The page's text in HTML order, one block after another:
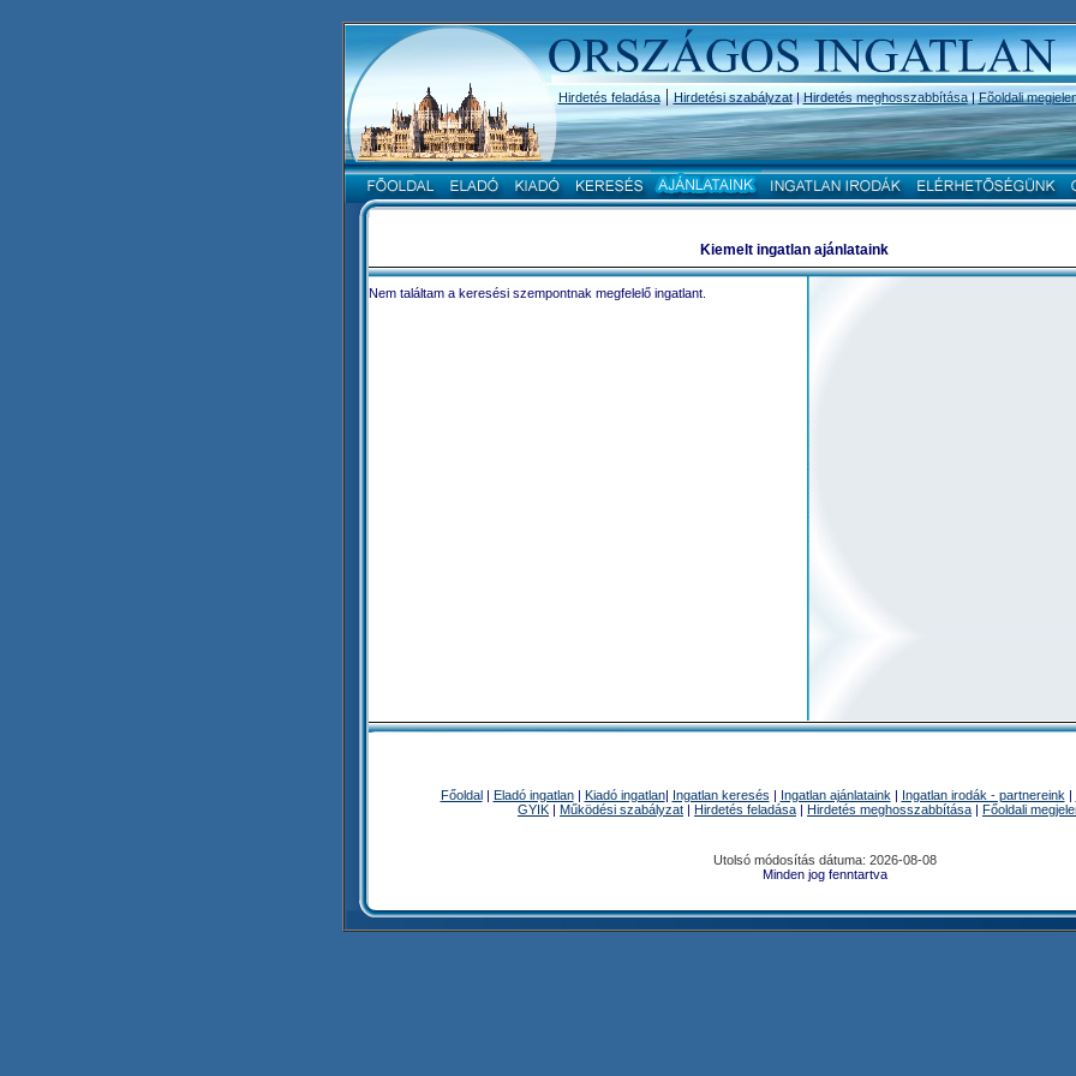
Hirdetés feladása|Hirdetési szabályzat|Hirdetés meghosszabbítása|Fõoldali
Kiemelt ingatlan ajánlataink
Nem találtam a keresési szempontnak megfelelő ingatlant.
Főoldal| Eladó ingatlan| Kiadó ingatlan| Ingatlan keresés | Ingatlan ajánlataink | Ingatlan irodák - partnereink |
GYIK | Működési szabályzat | Hirdetés feladása | Hirdetés meghosszabbítása | Főoldali
Utolsó módosítás dátuma: 2026-08-08
Minden jog fenntartva